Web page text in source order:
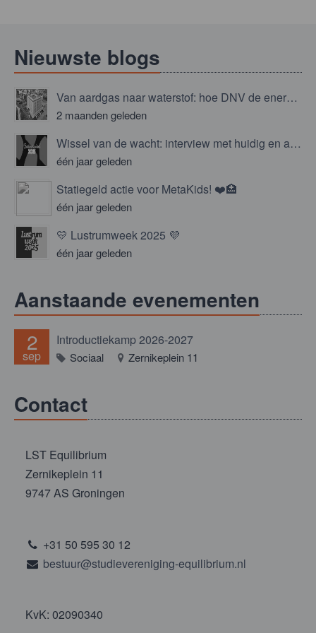
Nieuwste blogs
Van aardgas naar waterstof: hoe DNV de energietransitie niet overlaat aan het toeval
2 maanden geleden
Wissel van de wacht: interview met huidig en aspirant bestuur!
één jaar geleden
Statiegeld actie voor MetaKids! ❤️🏥
één jaar geleden
💛 Lustrumweek 2025 💜
één jaar geleden
Aanstaande evenementen
2
sep
Introductiekamp 2026-2027
Sociaal Zernikeplein 11
Contact
LST Equilibrium
Zernikeplein 11
9747 AS Groningen
+31 50 595 30 12
bestuur@studievereniging-equilibrium.nl
KvK: 02090340